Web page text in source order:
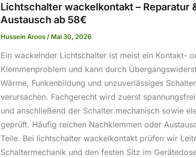
Lichtschalter wackelkontakt – Reparatur
Austausch ab 58€
Hussein Aroos / Mai 30, 2026
Ein wackelnder Lichtschalter ist meist ein Kontakt-
Klemmenproblem und kann durch
Wärme, Funkenbildung und unzuverlässiges
verursachen. Fachgerecht wird zuerst
und anschließend der Schalter mechanisch sowie
geprüft. Häufig reichen Nachklemmen oder
Teile. Bei lichtschalter wackelkontakt prüfen wir
Schaltermechanik und den festen Sitz im